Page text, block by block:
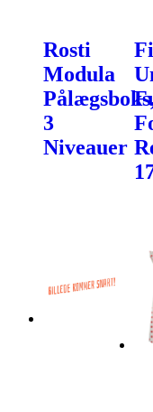
Rosti
Modula
3
Niveauer